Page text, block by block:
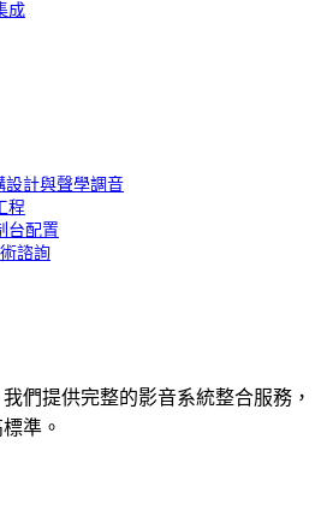
成
設計與聲學調音
程
台配置
諮詢
們提供完整的影音系統整合服務，
準。